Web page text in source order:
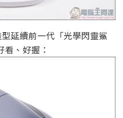
型延續前一代「光學閃靈鯊
、好握：